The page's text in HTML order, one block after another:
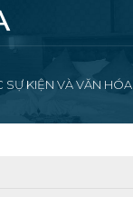
SỰ KIỆN VÀ VĂN HÓA